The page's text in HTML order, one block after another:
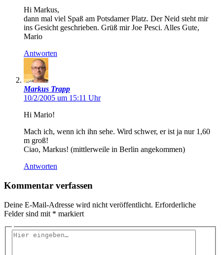
Hi Markus,
dann mal viel Spaß am Potsdamer Platz. Der Neid steht mir
ins Gesicht geschrieben. Grüß mir Joe Pesci. Alles Gute,
Mario
Antworten
Markus Trapp
10/2/2005 um 15:11 Uhr
Hi Mario!
Mach ich, wenn ich ihn sehe. Wird schwer, er ist ja nur 1,60
m groß!
Ciao, Markus! (mittlerweile in Berlin angekommen)
Antworten
Kommentar verfassen
Deine E-Mail-Adresse wird nicht veröffentlicht. Erforderliche
Felder sind mit * markiert
Hier